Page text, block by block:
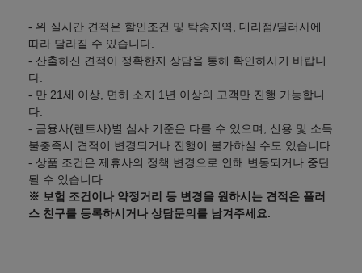
- 위 실시간 견적은 할인조건 및 탁송지역, 대리점/딜러사에
따라 달라질 수 있습니다.
- 산출하신 견적이 정확한지 상담을 통해 확인하시기 바랍니
다.
- 만 21세 이상, 면허 소지 1년 이상의 고객만 진행 가능합니
다.
- 금융사(렌트사)별 심사 기준은 다를 수 있으며, 신용 및 소득
불충족시 견적이 변경되거나 진행이 불가하실 수도 있습니다.
- 상품 조건은 제휴사의 정책 변경으로 인해 변동되거나 중단
될 수 있습니다.
※ 보험 조건이나 약정거리 등 변경을 원하시는 견적은 플러
스 친구를 등록하시거나 상담문의를 남겨주세요.
LPG 10.3㎞/ℓ
24,020,000원
23,950,000
모던 왼손오른발장애
LPG 10.3
㎞/ℓ
24,040,000 원
모던 오른손오른발장애
LPG 10.3
㎞/ℓ
24,040,000
원
모던 오른발장애
LPG 10.3㎞/ℓ
24,110,000원
LPG 10.3㎞/ℓ
24,200,000